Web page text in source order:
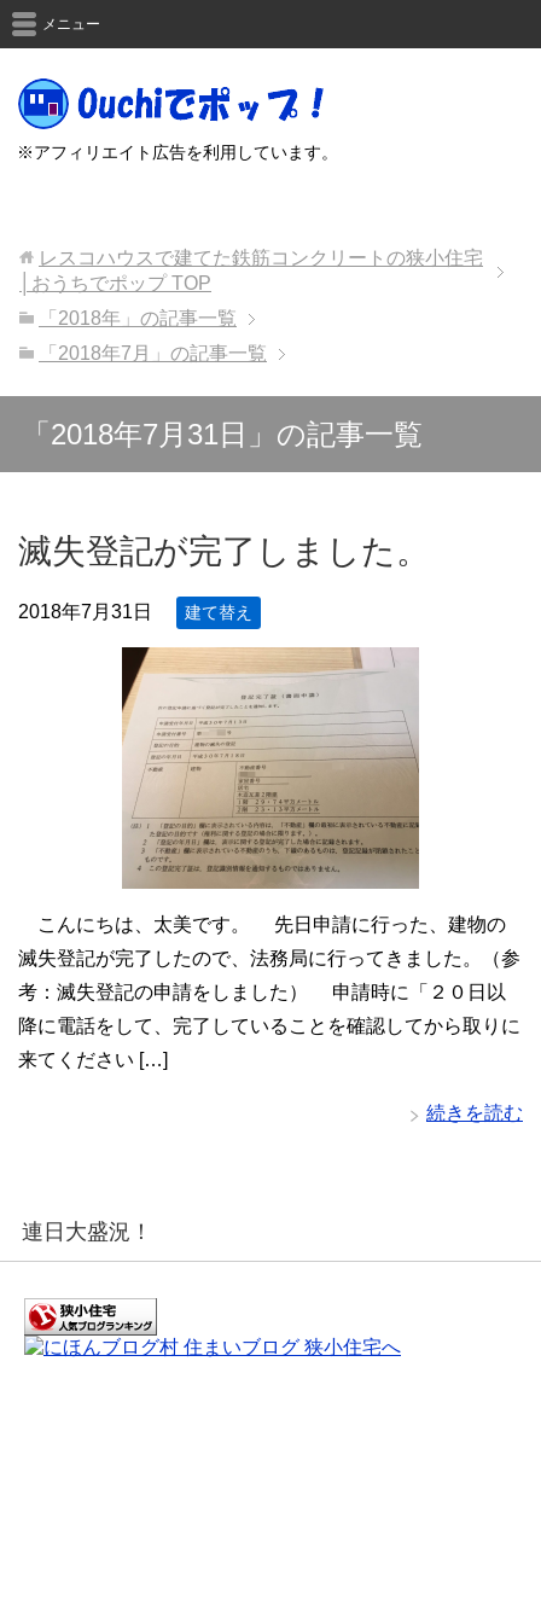
※アフィリエイト広告を利用しています。
メニュー
レスコハウスで建てた鉄筋コンクリートの狭小住宅
│おうちでポップTOP
「2018年」の記事一覧
「2018年7月」の記事一覧
「2018年7月31日」の記事一覧
滅失登記が完了しました。
2018年7月31日 建て替え
こんにちは、太美です。 先日申請に行った、建物の
滅失登記が完了したので、法務局に行ってきました。（参
考：滅失登記の申請をしました） 申請時に「２０日以
降に電話をして、完了していることを確認してから取りに
来てください […]
続きを読む
連日大盛況！